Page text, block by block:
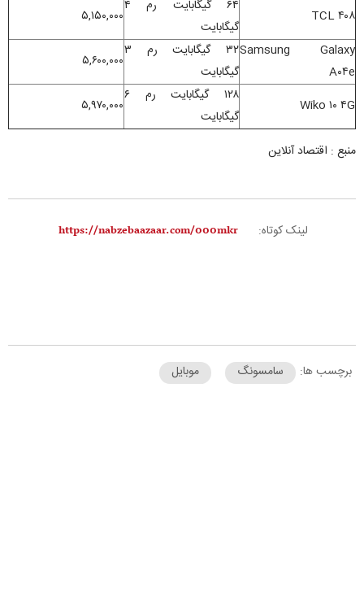
TCL ۴۰۸
۶۴ گیگابایت رم ۴
گیگابایت
۵,۱۵۰,۰۰۰
Samsung Galaxy
A۰۴e
۳۲ گیگابایت رم ۳
گیگابایت
۵,۶۰۰,۰۰۰
Wiko ۱۰ ۴G
۱۲۸ گیگابایت رم ۶
گیگابایت
۵,۹۷۰,۰۰۰
منبع : اقتصاد آنلاین
لینک کوتاه:
برچسب ها: سامسونگ موبایل